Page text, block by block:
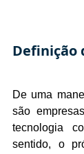
Definição
De uma
são
tecnologia
sentido, o